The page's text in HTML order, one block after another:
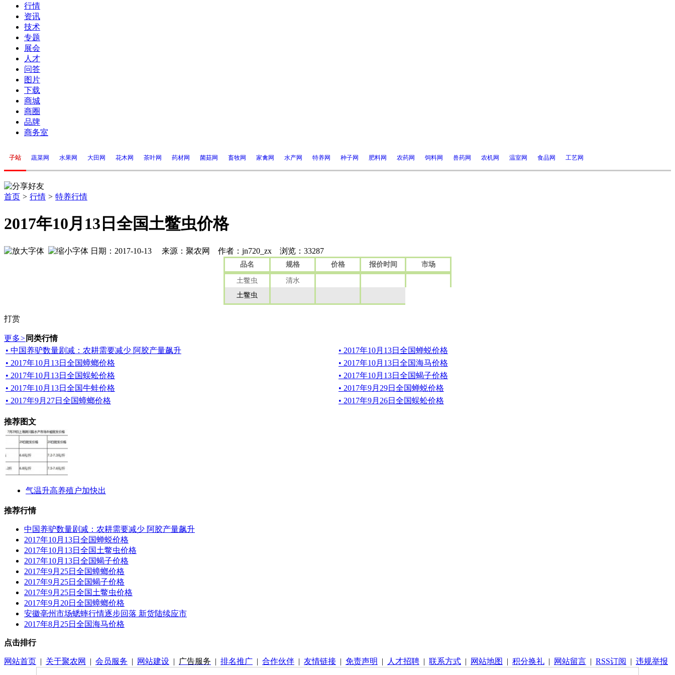
行情
资讯
技术
专题
展会
人才
问答
图片
下载
商城
商圈
品牌
商务室
子站 蔬菜网 水果网 大田网 花木网 茶叶网 药材网 菌菇网 畜牧网 家禽网 水产网 特养网 种子网 肥料网 农药网 饲料网 兽药网 农机网 温室网 食品网 工艺网
首页 > 行情 > 特养行情
2017年10月13日全国土鳖虫价格
日期：2017-10-13 来源：聚农网 作者：jn720_zx 浏览： 33287
品名 规格 价格 报价时间
市场
土鳖虫
清水
土鳖虫
打赏
更多> 同类行情
• 中国养驴数量剧减：农耕需要减少 阿胶产量飙升
• 2017年10月13日全国蝉蜕价格
• 2017年10月13日全国蟑螂价格
• 2017年10月13日全国海马价格
• 2017年10月13日全国蜈蚣价格
• 2017年10月13日全国蝎子价格
• 2017年10月13日全国牛蛙价格
• 2017年9月29日全国蝉蜕价格
• 2017年9月27日全国蟑螂价格
• 2017年9月26日全国蜈蚣价格
推荐图文
气温升高养殖户加快出
推荐行情
中国养驴数量剧减：农耕需要减少 阿胶产量飙升
2017年10月13日全国蝉蜕价格
2017年10月13日全国土鳖虫价格
2017年10月13日全国蝎子价格
2017年9月25日全国蟑螂价格
2017年9月25日全国蝎子价格
2017年9月25日全国土鳖虫价格
2017年9月20日全国蟑螂价格
安徽亳州市场蟋蟀行情逐步回落 新货陆续应市
2017年8月25日全国海马价格
点击排行
网站首页 | 关于聚农网 | 会员服务 | 网站建设 | 广告服务 | 排名推广 | 合作伙伴 | 友情链接 | 免责声明 | 人才招聘 | 联系方式 | 网站地图 | 积分换礼 | 网站留言 | RSS订阅 | 违规举报